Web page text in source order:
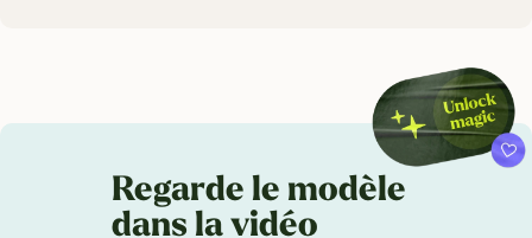
Regarde le modèle
dans la vidéo